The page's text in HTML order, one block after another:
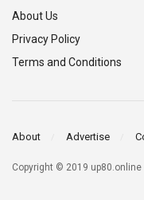
About Us
Privacy Policy
Terms and Conditions
About Advertise
Copyright © 2019 up80.online